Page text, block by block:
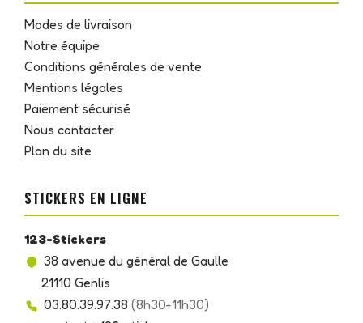
Modes de livraison
Notre équipe
Conditions générales de vente
Mentions légales
Paiement sécurisé
Nous contacter
Plan du site
STICKERS EN LIGNE
123-Stickers
38 avenue du général de Gaulle
21110 Genlis
03.80.39.97.38 (8h30-11h30)